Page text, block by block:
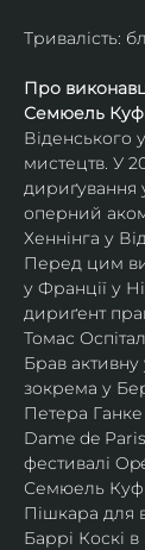
Тривалість:
Про
Семюель
Віденського
мистецтв. У
дириґування
оперний
Хеннінга у
Перед цим
у Франції у
дириґент
Томас
Брав активну
зокрема у
Петера
Dame de
фестивалі
Семюель
Пішкара для
Баррі Коскі